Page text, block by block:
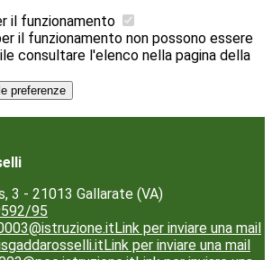
il funzionamento
il funzionamento non possono essere
consultare l'elenco nella pagina della
preferenze
3 - 21013 Gallarate (VA)
95
Link per inviare una mail
Link per inviare una mail